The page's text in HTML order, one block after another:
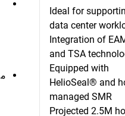
Ideal for
data center
Integration of
and TSA
Equipped with
HelioSeal® and
managed SMR
Projected 2.5M